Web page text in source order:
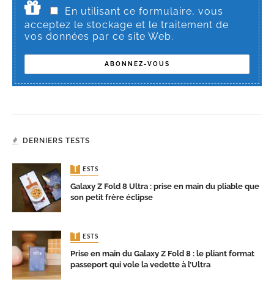
En utilisant ce formulaire, vous
acceptez le stockage et le traitement de
vos données par ce site Web.
DERNIERS TESTS
TESTS
Galaxy Z Fold 8 Ultra : prise en main du pliable que
son petit frère éclipse
TESTS
Prise en main du Galaxy Z Fold 8 : le pliant format
passeport qui vole la vedette à l’Ultra